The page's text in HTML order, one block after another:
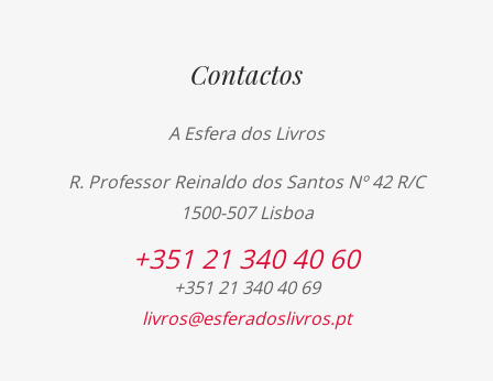
Contactos
A Esfera dos Livros
R. Professor Reinaldo dos Santos Nº 42 R/C
1500-507 Lisboa
+351 21 340 40 60
+351 21 340 40 69
livros@esferadoslivros.pt